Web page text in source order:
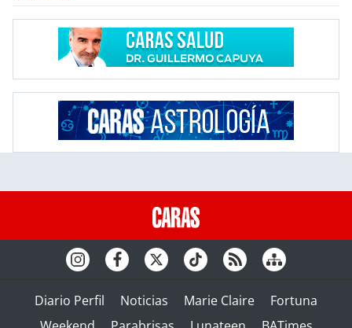
Diario Perfil Noticias Marie Claire
Fortuna